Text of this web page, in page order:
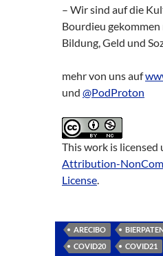
– Wir sind auf die
Bourdieu
Bildung, Geld und
mehr von uns auf
und @PodProton
This work is licensed
Attribution-
License.
ARECIBO
COVID20
COVID21